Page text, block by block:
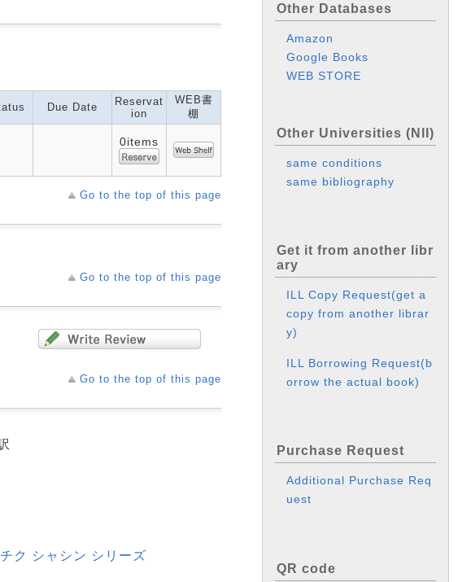
Due Date
Reservat
ion
WEB書
棚
0items
Go to the top of this page
Go to the top of this page
Go to the top of this page
ク シャシン シリーズ
Other Databases
Amazon
Google Books
WEB STORE
Other Universities (NII)
same conditions
same bibliography
Get it from another libr
ary
ILL Copy Request(get a
copy from another librar
y)
ILL Borrowing Request(b
orrow the actual book)
Purchase Request
Additional Purchase Req
uest
QR code